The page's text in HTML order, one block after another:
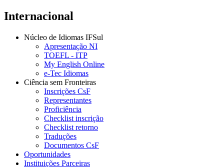
Internacional
Núcleo de Idiomas IFSul
Apresentação NI
TOEFL - ITP
My English Online
e-Tec Idiomas
Ciência sem Fronteiras
Inscrições CsF
Representantes
Proficiência
Checklist inscrição
Checklist retorno
Traduções
Documentos CsF
Oportunidades
Instituições Parceiras